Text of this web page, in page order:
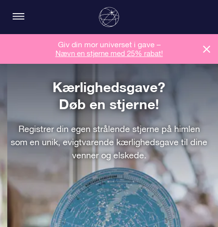
Giv din mor universet i gave –
Nævn en stjerne med 25% rabat!
Kærlighedsgave?
Døb en stjerne!
Registrer din egen strålende stjerne på himlen
som en unik, evigtvarende kærlighedsgave til dine
venner og elskede.